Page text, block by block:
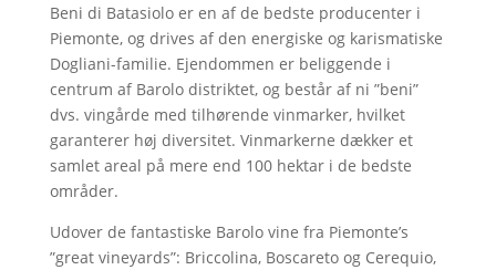
Beni di Batasiolo er en af de bedste producenter i
Piemonte, og drives af den energiske og karismatiske
Dogliani-familie. Ejendommen er beliggende i
centrum af Barolo distriktet, og består af ni ”beni”
dvs. vingårde med tilhørende vinmarker, hvilket
garanterer høj diversitet. Vinmarkerne dækker et
samlet areal på mere end 100 hektar i de bedste
områder.
Udover de fantastiske Barolo vine fra Piemonte’s
”great vineyards”: Briccolina, Boscareto og Cerequio,